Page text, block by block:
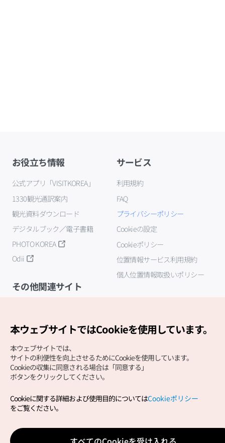
お役立ち情報
公式アプリ「VISITKOREA」
1330観光通訳案内
観光資料ダウンロード
デジタルブック／電子書籍
PHOTO KOREA
Odii
サービス
利用規約
FAQ
プライバシーポリシー
Cookieの設定
Cookieポリシー
位置情報サービス利用規約
個人位置情報取扱いポリシー
その他関連サイト
Copyright (c) Korea Tourism Organization All Rights
サイトエラー報告公式メール
japanese@knto.or.kr
本ウェブサイトではCookieを使用しています。
本ウェブサイトでは、
サイトの利便性を向上させるためにCookieを使用しています。
Cookieの収集に同意される場合は「同意する」
ボタンをクリックしてください。
Cookieに関する詳細および使用目的についてはCookieポリシー
をご覧ください。